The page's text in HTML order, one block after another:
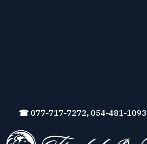
☎ 077-717-7272, 054-481-1093